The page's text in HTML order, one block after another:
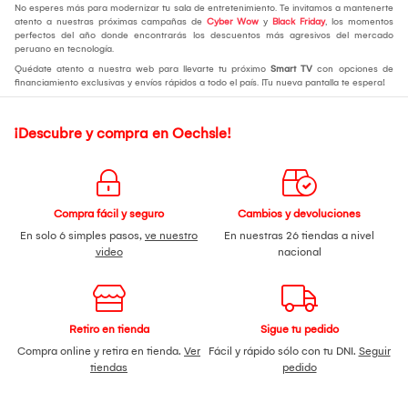
No esperes más para modernizar tu sala de entretenimiento. Te invitamos a mantenerte
atento a nuestras próximas campañas de Cyber Wow y Black Friday, los momentos
perfectos del año donde encontrarás los descuentos más agresivos del mercado
peruano en tecnología.
Quédate atento a nuestra web para llevarte tu próximo Smart TV con opciones de
financiamiento exclusivas y envíos rápidos a todo el país. ¡Tu nueva pantalla te espera!
¡Descubre y compra en Oechsle!
Compra fácil y seguro
En solo 6 simples pasos, ve nuestro
video
Cambios y devoluciones
En nuestras 26 tiendas a nivel
nacional
Retiro en tienda
Compra online y retira en tienda. Ver
tiendas
Sigue tu pedido
Fácil y rápido sólo con tu DNI. Seguir
pedido